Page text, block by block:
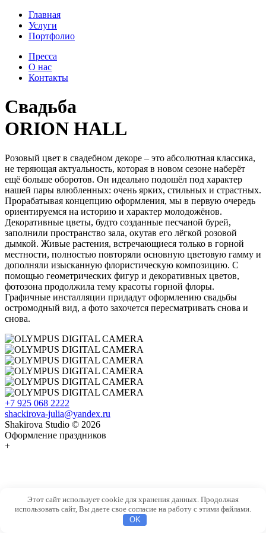
Главная
Услуги
Портфолио
Пресса
О нас
Контакты
Свадьба
ORION HALL
Розовый цвет в свадебном декоре – это абсолютная классика,
не теряющая актуальность, которая в новом сезоне наберёт
ещё больше оборотов. Он идеально подошёл под характер
нашей пары влюбленных: очень ярких, стильных и страстных.
Прорабатывая концепцию оформления, мы в первую очередь
ориентируемся на историю и характер молодожёнов.
Декоративные цветы, будто созданные песчаной бурей,
заполнили пространство зала, окутав его лёгкой розовой
дымкой. Живые растения, встречающиеся только в горной
местности, полностью повторяли основную цветовую гамму и
дополняли изысканную флористическую композицию. С
помощью геометрических фигур и декоративных цветов,
фотозона продолжила тему красоты горной флоры.
Графичные инсталляции придадут оформлению свадьбы
остромодный вид, а фото захочется пересматривать снова и
снова.
+7 925 068 2222
shackirova-julia@yandex.ru
Shakirova Studio © 2026
Оформление праздников
+
Этот сайт использует cookie для хранения данных. Продолжая
использовать сайт, Вы даете свое согласие на работу с этими файлами.
OK